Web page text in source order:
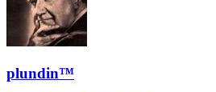
plundin™